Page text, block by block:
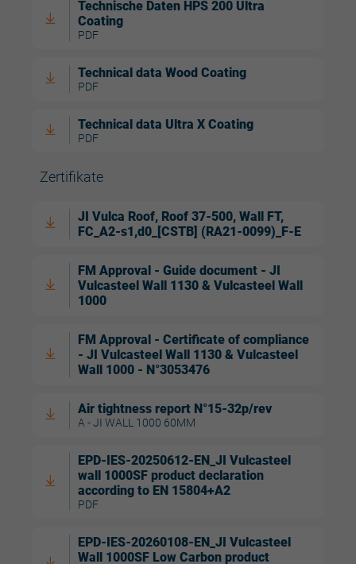
Technische Daten HPS 200 Ultra
Coating
PDF
Technical data Wood Coating
PDF
Technical data Ultra X Coating
PDF
Zertifikate
JI Vulca Roof, Roof 37-500, Wall FT,
FC_A2-s1,d0_[CSTB] (RA21-0099)_F-E
FM Approval - Guide document - JI
Vulcasteel Wall 1130 & Vulcasteel Wall
1000
FM Approval - Certificate of compliance
- JI Vulcasteel Wall 1130 & Vulcasteel
Wall 1000 - N°3053476
Air tightness report N°15-32p/rev
A - JI WALL 1000 60MM
EPD-IES-20250612-EN_JI Vulcasteel
wall 1000SF product declaration
according to EN 15804+A2
PDF
EPD-IES-20260108-EN_JI Vulcasteel
Wall 1000SF Low Carbon product